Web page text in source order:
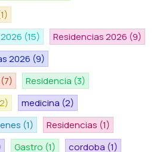
(15) Residencias 2026 (9)
2026 (9)
(7) Residencia (3)
medicina (2)
(1) Residencias (1)
Gastro (1) cordoba (1)